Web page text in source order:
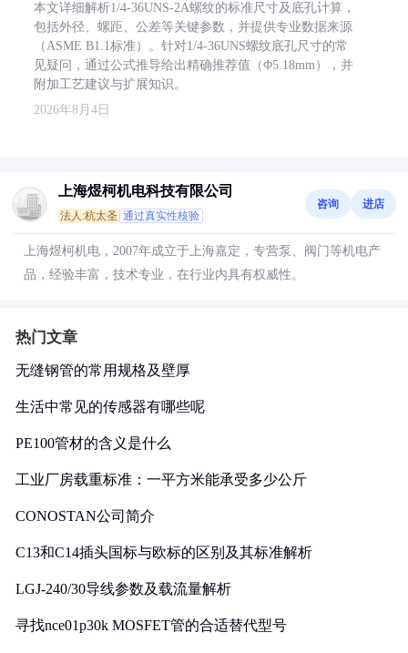
本文详细解析1/4-36UNS-2A螺纹的标准尺寸及底孔计算，
包括外径、螺距、公差等关键参数，并提供专业数据来源
（ASME B1.1标准）。针对1/4-36UNS螺纹底孔尺寸的常
见疑问，通过公式推导给出精确推荐值（Φ5.18mm），并
附加工艺建议与扩展知识。
2026年8月4日
上海煜柯机电科技有限公司
法人:杭太圣 通过真实性核验
咨询 进店
上海煜柯机电，2007年成立于上海嘉定，专营泵、阀门等机电产
品，经验丰富，技术专业，在行业内具有权威性。
热门文章
无缝钢管的常用规格及壁厚
生活中常见的传感器有哪些呢
PE100管材的含义是什么
工业厂房载重标准：一平方米能承受多少公斤
CONOSTAN公司简介
C13和C14插头国标与欧标的区别及其标准解析
LGJ-240/30导线参数及载流量解析
寻找nce01p30k MOSFET管的合适替代型号